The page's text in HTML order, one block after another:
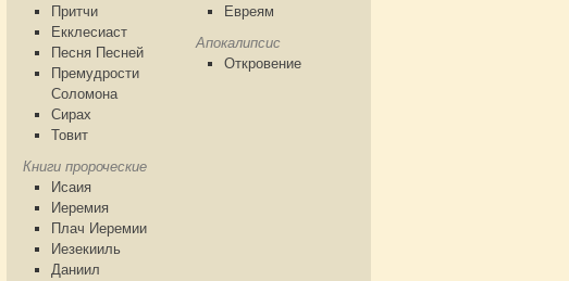
Притчи
Екклесиаст
Песня Песней
Премудрости
Соломона
Сирах
Товит
Книги пророческие
Исаия
Иеремия
Плач Иеремии
Иезекииль
Даниил
Евреям
Апокалипсис
Откровение